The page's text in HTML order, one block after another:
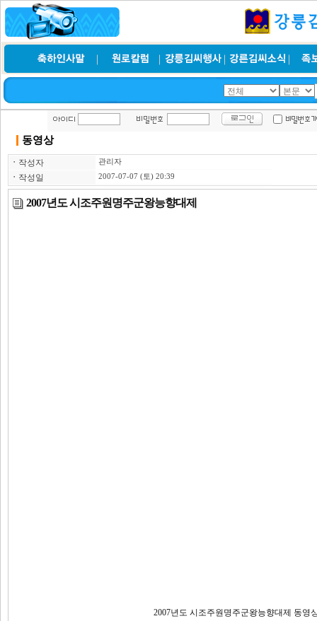
동영상
ㆍ 작성자 관리자
ㆍ 작성일 2007-07-07 (토) 20:39
2007년도 시조주원명주군왕능향대제
2007년도 시조주원명주군왕능향대제 동영